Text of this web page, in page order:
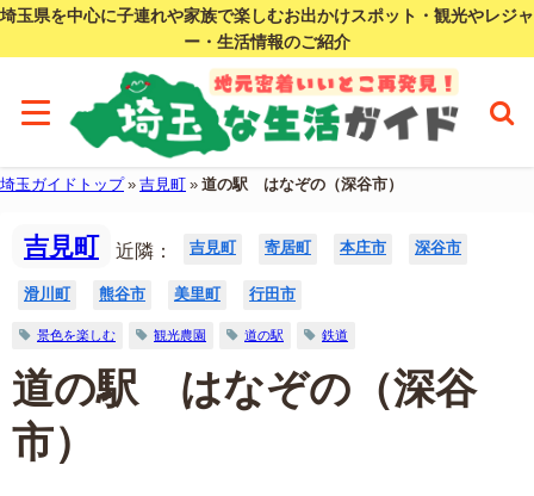
埼玉県を中心に子連れや家族で楽しむお出かけスポット・観光やレジャ
ー・生活情報のご紹介
埼玉ガイドトップ» 吉見町 » 道の駅 はなぞの（深谷市）
吉見町 近隣： 吉見町 寄居町 本庄市 深谷市
滑川町 熊谷市 美里町 行田市
景色を楽しむ 観光農園 道の駅 鉄道
道の駅 はなぞの（深谷
市）